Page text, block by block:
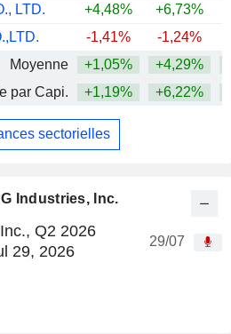
Industries, Inc.
Q2 2026
29, 2026
29/07
LTD.
+4,48% +6,73%
-1,41% -1,24%
Moyenne
+1,05% +4,29%
par Capi.
+1,19% +6,22%
sectorielles